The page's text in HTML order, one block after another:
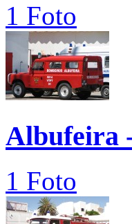
1 Foto
Albufeira
1 Foto